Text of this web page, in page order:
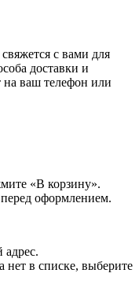
с вами для
доставки и
на ваш телефон или
«В корзину».
оформлением.
нет в списке, выберите